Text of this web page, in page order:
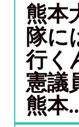
熊本
隊に
行く
憲議
熊本